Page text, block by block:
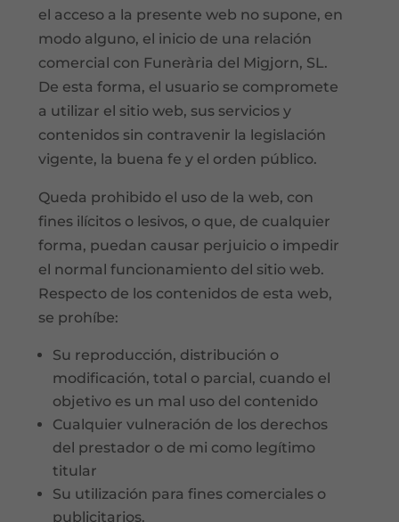
el acceso a la presente web no supone, en
modo alguno, el inicio de una relación
comercial con Funerària del Migjorn, SL.
De esta forma, el usuario se compromete
a utilizar el sitio web, sus servicios y
contenidos sin contravenir la legislación
vigente, la buena fe y el orden público.
Queda prohibido el uso de la web, con
fines ilícitos o lesivos, o que, de cualquier
forma, puedan causar perjuicio o impedir
el normal funcionamiento del sitio web.
Respecto de los contenidos de esta web,
se prohíbe:
Su reproducción, distribución o
modificación, total o parcial, cuando el
objetivo es un mal uso del contenido
Cualquier vulneración de los derechos
del prestador o de mi como legítimo
titular
Su utilización para fines comerciales o
publicitarios.